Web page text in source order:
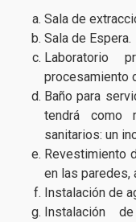
Sala de
Sala de Espera.
Laboratorio
procesamiento
Baño para
tendrá como
sanitarios: un
Revestimiento
en las paredes,
Instalación de
Instalación